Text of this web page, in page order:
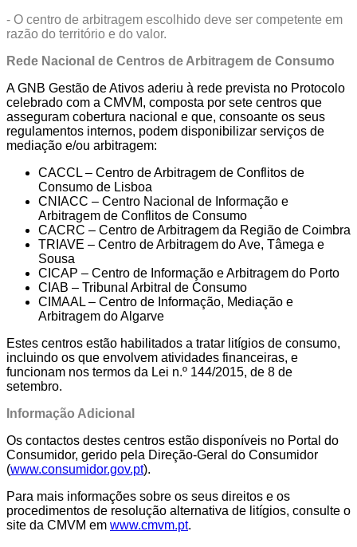
- O centro de arbitragem escolhido deve ser competente em
razão do território e do valor.
Rede Nacional de Centros de Arbitragem de Consumo
A GNB Gestão de Ativos aderiu à rede prevista no Protocolo
celebrado com a CMVM, composta por sete centros que
asseguram cobertura nacional e que, consoante os seus
regulamentos internos, podem disponibilizar serviços de
mediação e/ou arbitragem:
CACCL – Centro de Arbitragem de Conflitos de
Consumo de Lisboa
CNIACC – Centro Nacional de Informação e
Arbitragem de Conflitos de Consumo
CACRC – Centro de Arbitragem da Região de Coimbra
TRIAVE – Centro de Arbitragem do Ave, Tâmega e
Sousa
CICAP – Centro de Informação e Arbitragem do Porto
CIAB – Tribunal Arbitral de Consumo
CIMAAL – Centro de Informação, Mediação e
Arbitragem do Algarve
Estes centros estão habilitados a tratar litígios de consumo,
incluindo os que envolvem atividades financeiras, e
funcionam nos termos da Lei n.º 144/2015, de 8 de
setembro.
Informação Adicional
Os contactos destes centros estão disponíveis no Portal do
Consumidor, gerido pela Direção-Geral do Consumidor
(www.consumidor.gov.pt).
Para mais informações sobre os seus direitos e os
procedimentos de resolução alternativa de litígios, consulte o
site da CMVM em www.cmvm.pt.